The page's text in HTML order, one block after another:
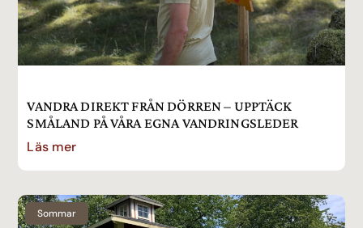
VANDRA DIREKT FRÅN DÖRREN – UPPTÄCK
SMÅLAND PÅ VÅRA EGNA VANDRINGSLEDER
Läs mer
Sommar